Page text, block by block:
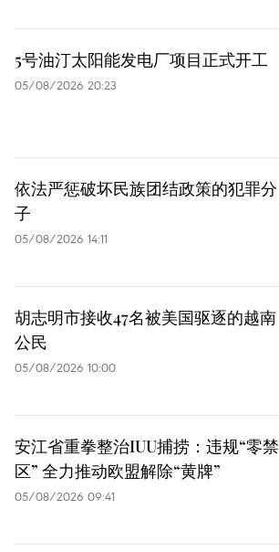
5号油汀太阳能发电厂项目正式开工
05/08/2026 20:23
依法严惩破坏民族团结政策的犯罪分
子
05/08/2026 14:11
胡志明市接收47名被美国驱逐的越南
公民
05/08/2026 10:00
安江省重拳整治IUU捕捞：违规“零禁
区” 全力推动欧盟解除“黄牌”
05/08/2026 09:41